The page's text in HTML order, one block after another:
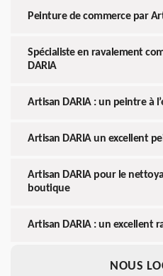
Peinture de commerce par
Spécialiste en ravalement
DARIA
Artisan DARIA : un peintre à
Artisan DARIA un excellent
Artisan DARIA pour le
boutique
Artisan DARIA : un excellent
NOUS